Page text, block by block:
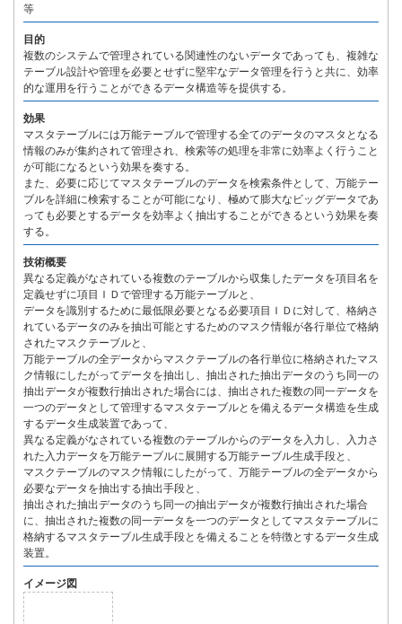
等
目的
複数のシステムで管理されている関連性のないデータであっても、複雑な
テーブル設計や管理を必要とせずに堅牢なデータ管理を行うと共に、効率
的な運用を行うことができるデータ構造等を提供する。
効果
マスタテーブルには万能テーブルで管理する全てのデータのマスタとなる
情報のみが集約されて管理され、検索等の処理を非常に効率よく行うこと
が可能になるという効果を奏する。
また、必要に応じてマスタテーブルのデータを検索条件として、万能テー
ブルを詳細に検索することが可能になり、極めて膨大なビッグデータであ
っても必要とするデータを効率よく抽出することができるという効果を奏
する。
技術概要
異なる定義がなされている複数のテーブルから収集したデータを項目名を
定義せずに項目ＩＤで管理する万能テーブルと、
データを識別するために最低限必要となる必要項目ＩＤに対して、格納さ
れているデータのみを抽出可能とするためのマスク情報が各行単位で格納
されたマスクテーブルと、
万能テーブルの全データからマスクテーブルの各行単位に格納されたマス
ク情報にしたがってデータを抽出し、抽出された抽出データのうち同一の
抽出データが複数行抽出された場合には、抽出された複数の同一データを
一つのデータとして管理するマスタテーブルとを備えるデータ構造を生成
するデータ生成装置であって、
異なる定義がなされている複数のテーブルからのデータを入力し、入力さ
れた入力データを万能テーブルに展開する万能テーブル生成手段と、
マスクテーブルのマスク情報にしたがって、万能テーブルの全データから
必要なデータを抽出する抽出手段と、
抽出された抽出データのうち同一の抽出データが複数行抽出された場合
に、抽出された複数の同一データを一つのデータとしてマスタテーブルに
格納するマスタテーブル生成手段とを備えることを特徴とするデータ生成
装置。
イメージ図